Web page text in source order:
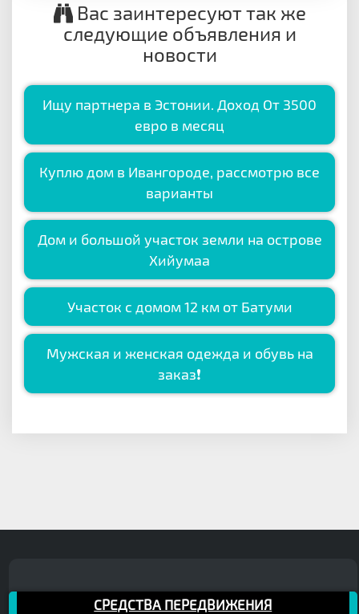
Вас заинтересуют так же
следующие объявления и
новости
Ищу партнера в Эстонии. Доход От 3500
евро в месяц
Куплю дом в Ивангороде, рассмотрю все
варианты
Дом и большой участок земли на острове
Хийумаа
Участок с домом 12 км от Батуми
Мужская и женская одежда и обувь на
заказ❗️
СРЕДСТВА ПЕРЕДВИЖЕНИЯ